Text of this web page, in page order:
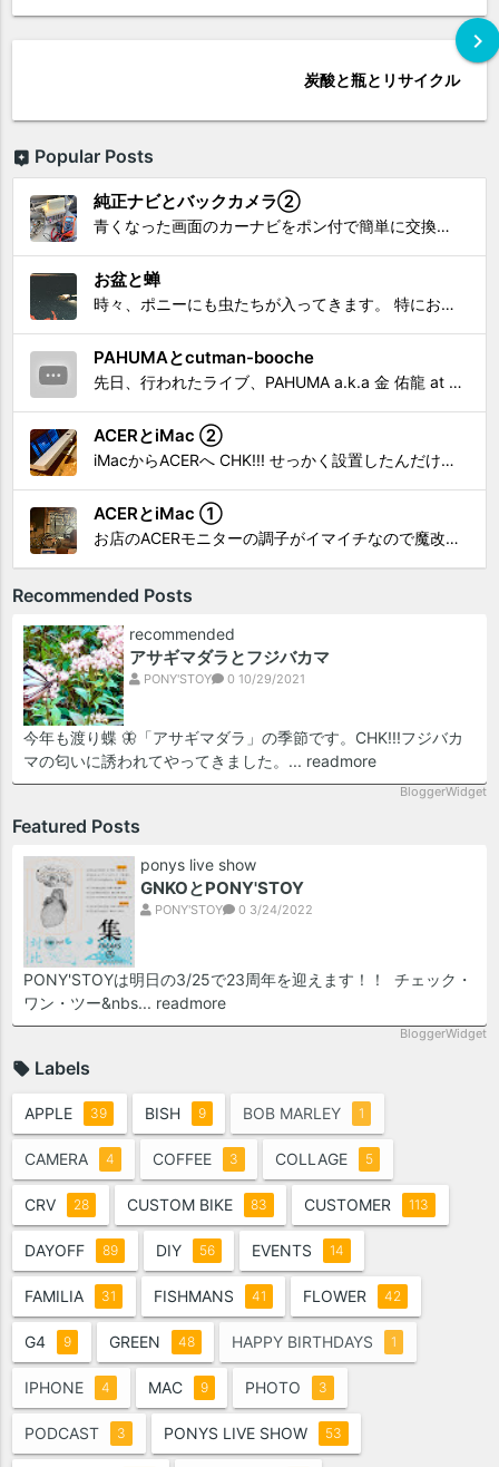
chevron_right
炭酸と瓶とリサイクル
Popular Posts
純正ナビとバックカメラ②
青くなった画面のカーナビをポン付で簡単に交換、出来ると思っていたら意外と闇多め!!!なDAY①から続く今回は、DAY②。 テスターで調べてみたのだが、結果的にバックカメラからナビ裏まで来てる、配線を見つけることが出来なかった前回。気付けば闇w。 さてさて、この頃のDVDナビ的なT...
お盆と蝉
時々、ポニーにも虫たちが入ってきます。 特にお盆の頃はどの虫かと気になり探してしまう。 今まではキリギリスやすいっちょん、今思えば今年は蝉だったのかな。
PAHUMAとcutman-booche
先日、行われたライブ、PAHUMA a.k.a 金 佑龍 at PONY'STOYから〜 cutman-booche時代の楽曲「立ち上がれ」を映像化させてもらいました。 茅ヶ崎の名店 FROGGIES〜さんで ウリョンはマンススリー・ライブを行っています！ そのライブでウ...
ACERとiMac ②
iMacからACERへ CHK!!! せっかく設置したんだけど〜 画面が真っ暗じゃしょうがないわな。 元のACERモニターを再度、設置🔥 画面のチラツキ、乱れなど不具合、多めですが 見れないより良い。 iMacへ繋いだ時、疑問があった。 せっかくの解像度を生かしてないこと。 2...
ACERとiMac ①
お店のACERモニターの調子がイマイチなので魔改造したiMacと入れ替え 外は豪雨、何処へも行かない火曜。 コツコツ作業スタートです!!! CHK!!! 何年かぶりにモニターを降ろした。 配線がぐちゃぐちゃ😂 要らないケーブルなど、使っていない部材などなど片付けて、拭き掃除w。...
Recommended Posts
recommended
アサギマダラとフジバカマ
PONY'STOY 0 10/29/2021
今年も渡り蝶 🦋「アサギマダラ」の季節です。CHK!!!フジバカ
マの匂いに誘われてやってきました。... readmore
BloggerWidget
Featured Posts
ponys live show
GNKOとPONY'STOY
PONY'STOY 0 3/24/2022
PONY'STOYは明日の3/25で23周年を迎えます！！ チェック・
ワン・ツー&nbs... readmore
BloggerWidget
Labels
APPLE 39 BISH 9 BOB MARLEY 1
CAMERA 4 COFFEE 3 COLLAGE 5
CRV 28 CUSTOM BIKE 83 CUSTOMER 113
DAYOFF 89 DIY 56 EVENTS 14
FAMILIA 31 FISHMANS 41 FLOWER 42
G4 9 GREEN 48 HAPPY BIRTHDAYS 1
IPHONE 4 MAC 9 PHOTO 3
PODCAST 3 PONYS LIVE SHOW 53